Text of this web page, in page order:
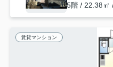
5階 / 22.38㎡
賃貸マンション